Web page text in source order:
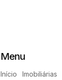
Menu
Início Imobiliárias